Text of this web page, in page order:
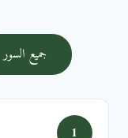
جميع السور
1